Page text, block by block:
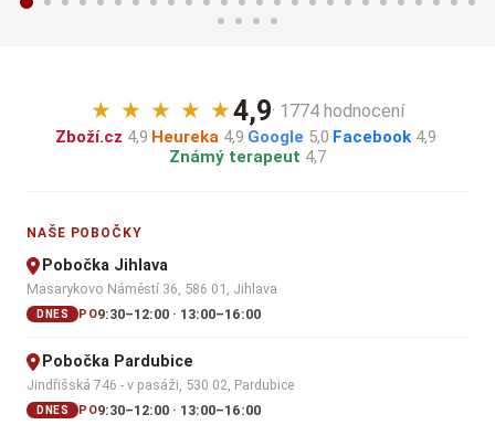
★ ★ ★ ★ ★4,9· 1774 hodnocení
Zboží.cz 4,9·Heureka 4,9·Google 5,0·Facebook 4,9·
Známý terapeut 4,7
NAŠE POBOČKY
Pobočka Jihlava
Masarykovo Náměstí 36, 586 01, Jihlava
DNES PO9:30–12:00 · 13:00–16:00
Pobočka Pardubice
Jindřišská 746 - v pasáži, 530 02, Pardubice
DNES PO9:30–12:00 · 13:00–16:00